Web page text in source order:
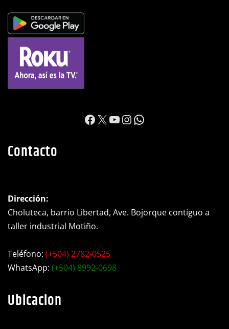
https://
X YouTube
Instagram
WhatsApp
Contacto
Dirección:
Choluteca, barrio Libertad, Ave. Bojorque contiguo a
taller industrial Motiño.
Teléfono: (+504) 2782-0525
WhatsApp: (+504) 8992-0698
Ubicacion